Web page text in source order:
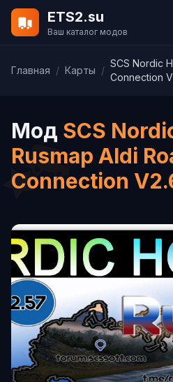
ETS2.su
Ваш каталог модов
Главная / Карты /
SCS Nordic
Connection
Мод SCS
Rusmap Aldi
Connection